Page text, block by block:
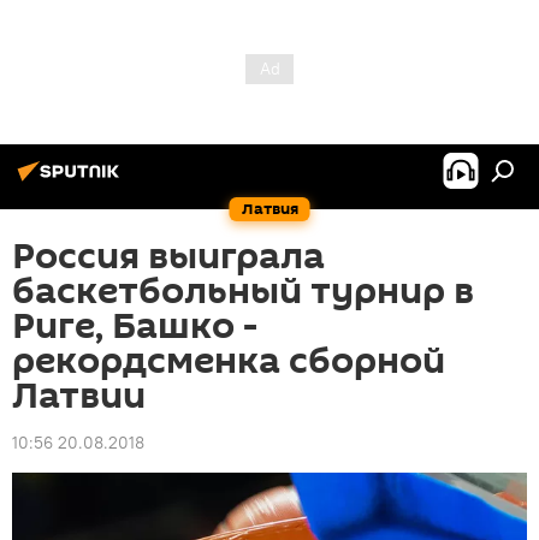
Латвия
Россия выиграла
баскетбольный турнир в
Риге, Башко -
рекордсменка сборной
Латвии
10:56 20.08.2018